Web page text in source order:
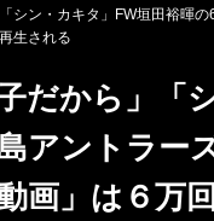
「シン・カキタ」FW垣田裕暉
生される
子だから」「
アントラー
画」は６万